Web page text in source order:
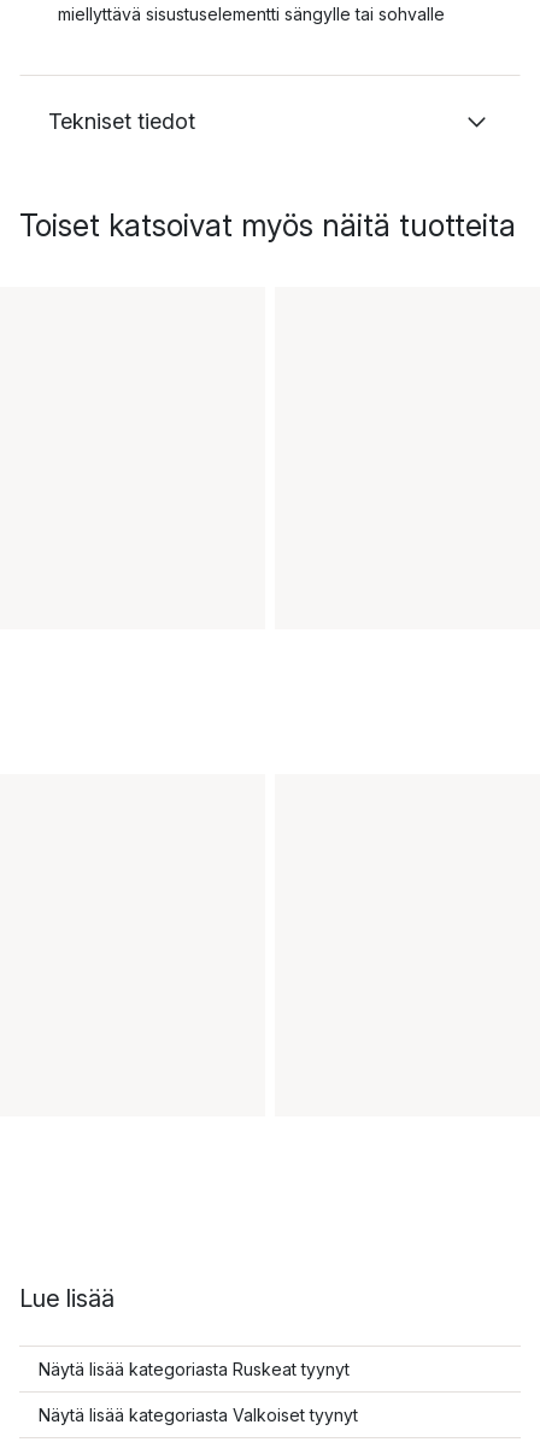
miellyttävä sisustuselementti sängylle tai sohvalle
Tekniset tiedot
Toiset katsoivat myös näitä tuotteita
Lue lisää
Näytä lisää kategoriasta Ruskeat tyynyt
Näytä lisää kategoriasta Valkoiset tyynyt